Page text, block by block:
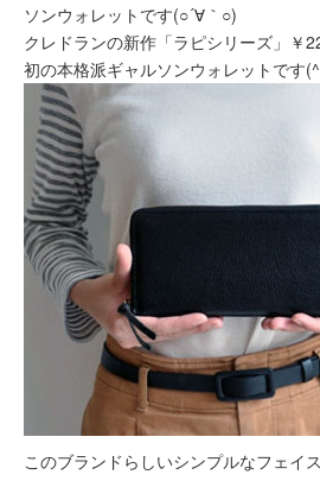
ソンウォレットです(○´∀｀○)
クレドランの新作「ラピシリーズ」￥
初の本格派ギャルソンウォレットです
このブランドらしいシンプルなフェイ